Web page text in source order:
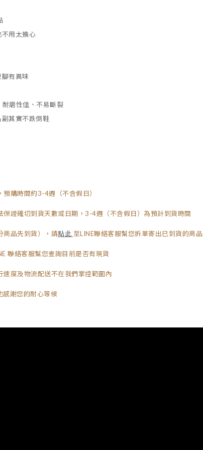
用太擔心
有異味
耐磨性佳、不易斷裂
其實不跌倒鞋
購時間約3-4週（不含假日）
證確切到貨天數或日期，3-4週（不含假日）為預計到貨時間
商品先到貨），請點此 至LINE聯絡客服幫您拆單寄出已到貨的商品
聯絡客服幫您查詢目前是否有現貨
度及物流配送不在我們掌控範圍內
感謝您的耐心等候